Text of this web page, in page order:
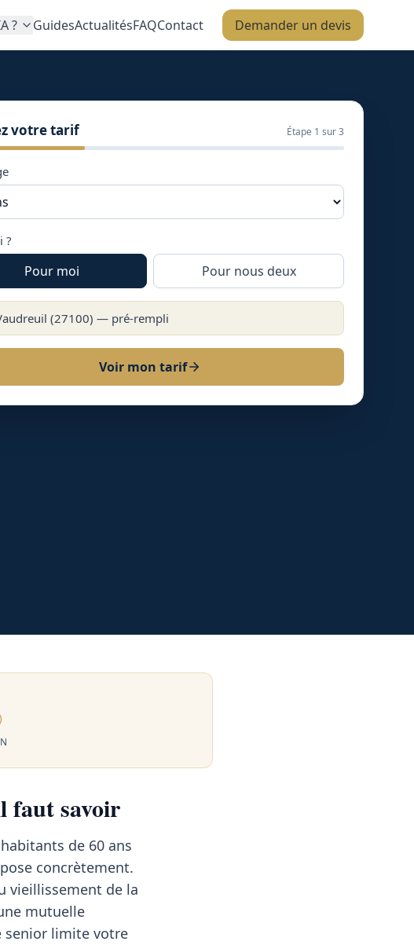
? GuidesActualitésFAQContact Demander un devis
votre tarif Étape 1 sur 3
?
Pour moi Pour nous deux
(27100) — pré-rempli
Voir mon tarif
faut savoir
de 60 ans
concrètement.
vieillissement de la
mutuelle
senior limite votre